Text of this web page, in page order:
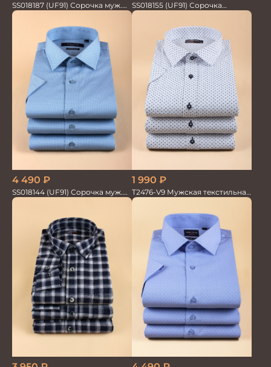
SS018187 (UF91) Сорочка муж.
GROSTYLE TRENDY
SS018155 (UF91) Сорочка
мужская GROSTYLE TRENDY
4 490 ₽
SS018144 (UF91) Сорочка муж.
кр.рук. GROSTYLE PRIME
1 990 ₽
T2476-V9 Мужская текстильная
рубашка / Сорочка